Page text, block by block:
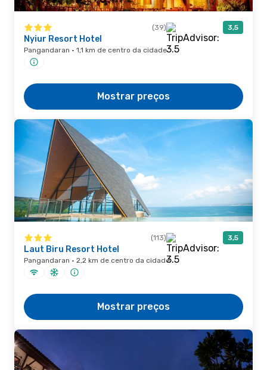
(39) 3,5
Nyiur Resort Hotel
Pangandaran · 1,1 km de centro da cidade
Mostrar preços
(113) 3,5
Laut Biru Resort Hotel
Pangandaran · 2,2 km de centro da cidade
Mostrar preços